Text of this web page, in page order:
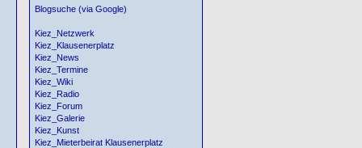
Blogsuche (via Google)
Kiez_Netzwerk
Kiez_Klausenerplatz
Kiez_News
Kiez_Termine
Kiez_Wiki
Kiez_Radio
Kiez_Forum
Kiez_Galerie
Kiez_Kunst
Kiez_Mieterbeirat Klausenerplatz